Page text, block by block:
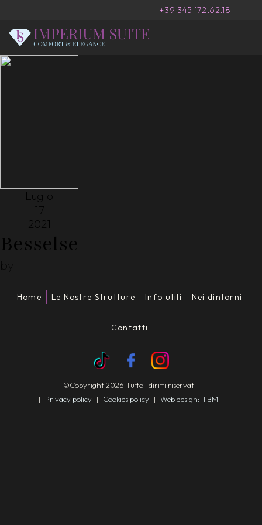
+39 345 172.62.18 |
Luglio
17
2021
Besselse
by
Home Le Nostre Strutture Info utili Nei dintorni
Contatti
©Copyright 2026 Tutto i diritti riservati
|
Privacy policy | Cookies policy | Web design: TBM